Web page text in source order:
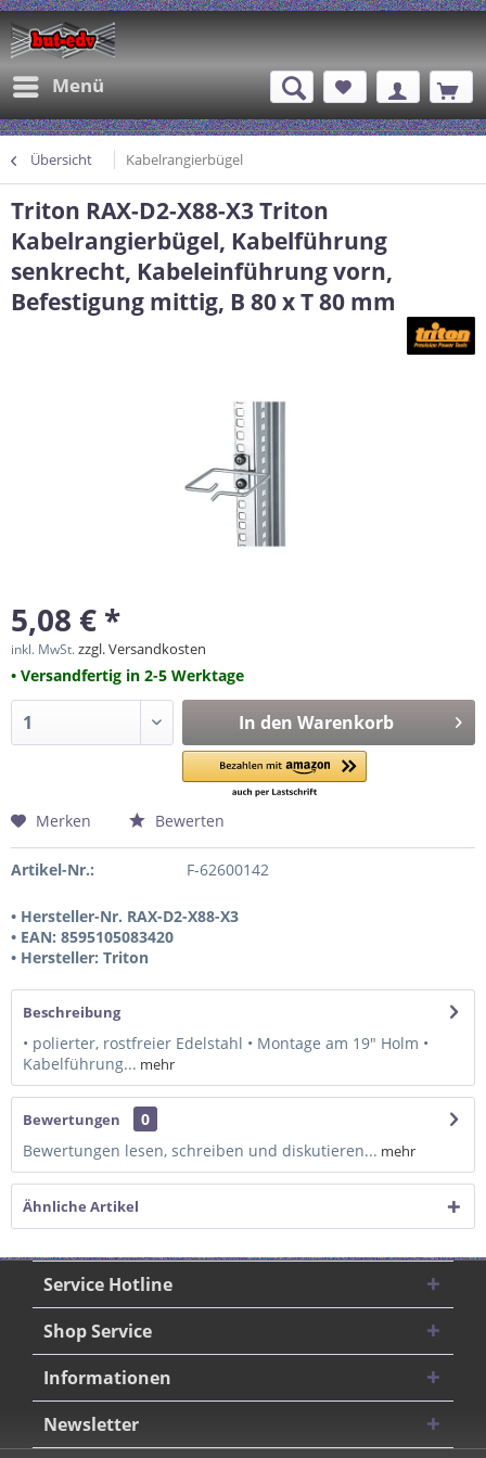
Menü
Übersicht Kabelrangierbügel
Triton RAX-D2-X88-X3 Triton
Kabelrangierbügel, Kabelführung
senkrecht, Kabeleinführung vorn,
Befestigung mittig, B 80 x T 80 mm
5,08 € *
inkl. MwSt.zzgl. Versandkosten
• Versandfertig in 2-5 Werktage
In den Warenkorb
Merken Bewerten
Artikel-Nr.: F-62600142
• Hersteller-Nr. RAX-D2-X88-X3
• EAN: 8595105083420
• Hersteller: Triton
Beschreibung
• polierter, rostfreier Edelstahl • Montage am 19" Holm •
Kabelführung... mehr
Bewertungen
0
Bewertungen lesen, schreiben und diskutieren... mehr
Ähnliche Artikel
Service Hotline
Shop Service
Informationen
Newsletter